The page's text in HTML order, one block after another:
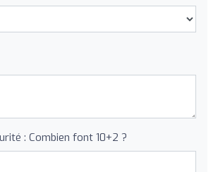
: Combien font 10+2 ?